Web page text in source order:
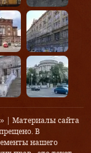
| Материалы сайта
В
нашего